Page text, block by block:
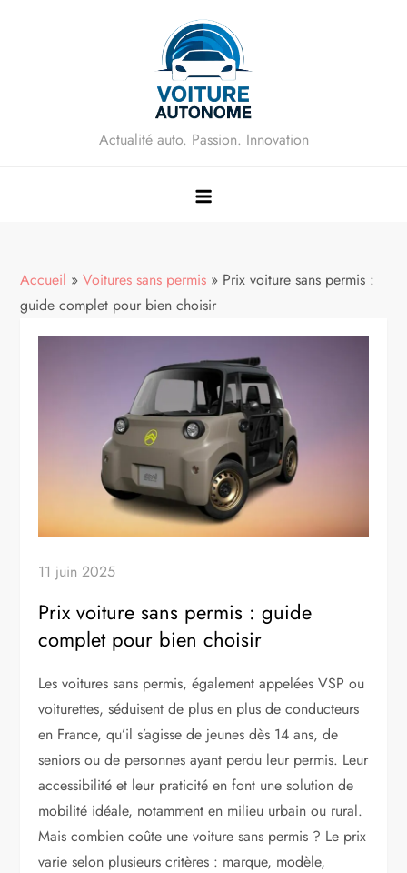
Actualité auto. Passion. Innovation
Accueil » Voitures sans permis » Prix voiture sans permis :
guide complet pour bien choisir
11 juin 2025
Prix voiture sans permis : guide
complet pour bien choisir
Les voitures sans permis, également appelées VSP ou
voiturettes, séduisent de plus en plus de conducteurs
en France, qu’il s’agisse de jeunes dès 14 ans, de
seniors ou de personnes ayant perdu leur permis. Leur
accessibilité et leur praticité en font une solution de
mobilité idéale, notamment en milieu urbain ou rural.
Mais combien coûte une voiture sans permis ? Le prix
varie selon plusieurs critères : marque, modèle,